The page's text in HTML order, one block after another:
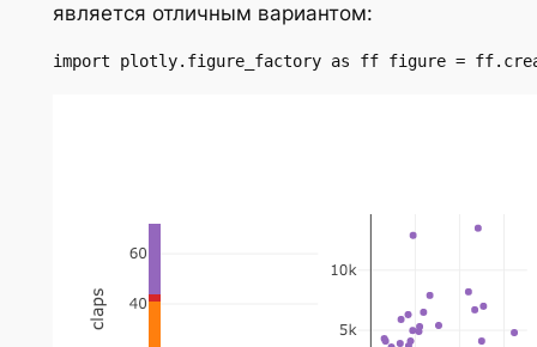
является отличным вариантом:
import plotly.figure_factory as ff figure =